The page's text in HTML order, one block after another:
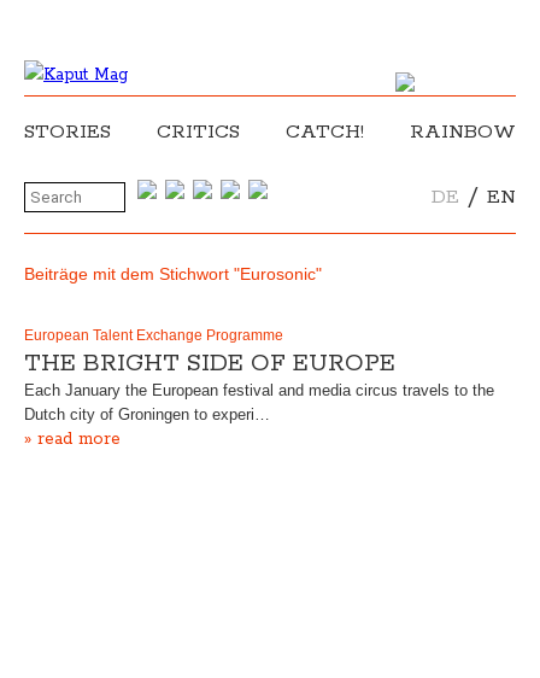
STORIES CRITICS CATCH! RAINBOW
DE / EN
Beiträge mit dem Stichwort "Eurosonic"
European Talent Exchange Programme
THE BRIGHT SIDE OF EUROPE
Each January the European festival and media circus travels to the
Dutch city of Groningen to experi…
» read more